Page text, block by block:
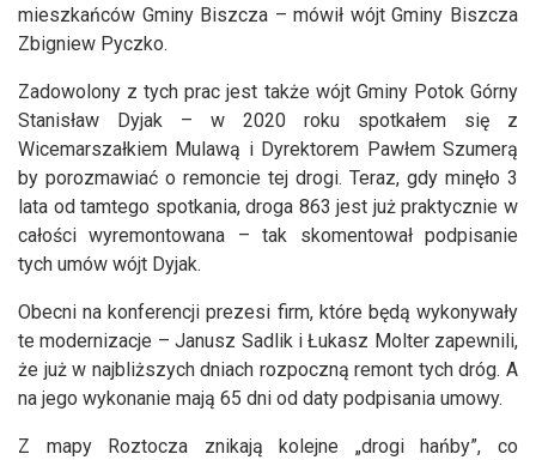
mieszkańców Gminy Biszcza – mówił wójt Gminy Biszcza
Zbigniew Pyczko.
Zadowolony z tych prac jest także wójt Gminy Potok Górny
Stanisław Dyjak – w 2020 roku spotkałem się z
Wicemarszałkiem Mulawą i Dyrektorem Pawłem Szumerą
by porozmawiać o remoncie tej drogi. Teraz, gdy minęło 3
lata od tamtego spotkania, droga 863 jest już praktycznie w
całości wyremontowana – tak skomentował podpisanie
tych umów wójt Dyjak.
Obecni na konferencji prezesi firm, które będą wykonywały
te modernizacje – Janusz Sadlik i Łukasz Molter zapewnili,
że już w najbliższych dniach rozpoczną remont tych dróg. A
na jego wykonanie mają 65 dni od daty podpisania umowy.
Z mapy Roztocza znikają kolejne „drogi hańby”, co